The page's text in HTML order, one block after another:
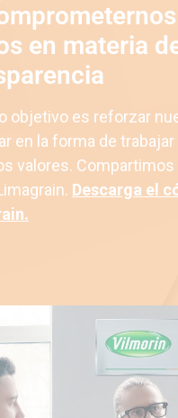
en materia
objetivo es reforzar
en la forma de
valores. Compartimos
Descarga el